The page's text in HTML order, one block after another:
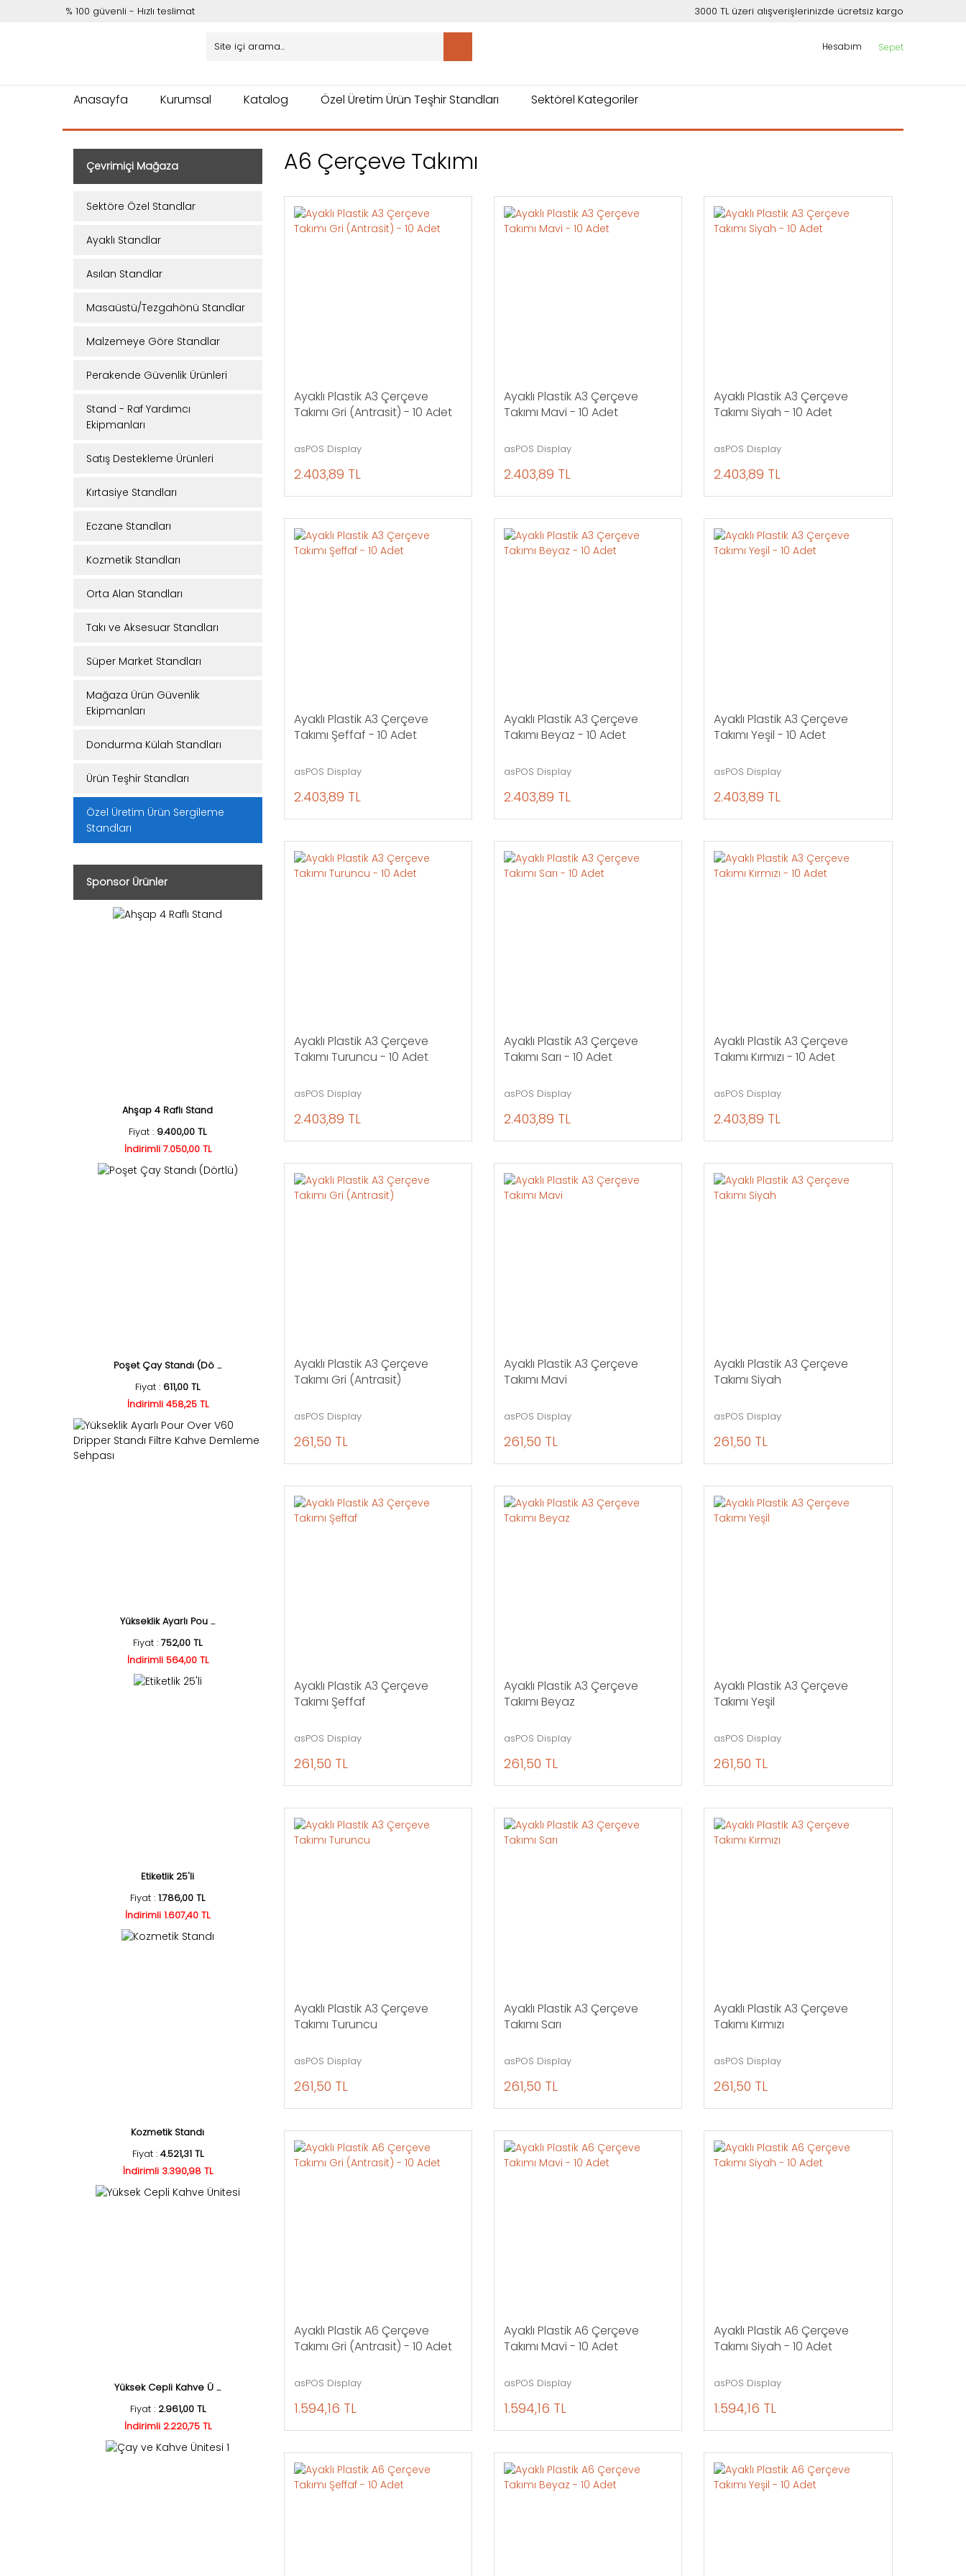
% 100 güvenli - Hızlı teslimat 3000 TL üzeri alışverişlerinizde ücretsiz kargo
Hesabım Sepet
Anasayfa Kurumsal Katalog Özel Üretim Ürün Teşhir Standları Sektörel Kategoriler
Çevrimiçi Mağaza
Sektöre Özel Standlar
Ayaklı Standlar
Asılan Standlar
Masaüstü/Tezgahönü Standlar
Malzemeye Göre Standlar
Perakende Güvenlik Ürünleri
Stand - Raf Yardımcı
Ekipmanları
Satış Destekleme Ürünleri
Kırtasiye Standları
Eczane Standları
Kozmetik Standları
Orta Alan Standları
Takı ve Aksesuar Standları
Süper Market Standları
Mağaza Ürün Güvenlik
Ekipmanları
Dondurma Külah Standları
Ürün Teşhir Standları
Özel Üretim Ürün Sergileme
Standları
Sponsor Ürünler
Ahşap 4 Raflı Stand
Fiyat : 9.400,00 TL
İndirimli 7.050,00 TL
Poşet Çay Standı (Dö ...
Fiyat : 611,00 TL
İndirimli 458,25 TL
Yükseklik Ayarlı Pou ...
Fiyat :752,00 TL
İndirimli 564,00 TL
Etiketlik 25'li
Fiyat :1.786,00 TL
İndirimli 1.607,40 TL
Kozmetik Standı
Fiyat : 4.521,31 TL
İndirimli 3.390,98 TL
Yüksek Cepli Kahve Ü ...
Fiyat : 2.961,00 TL
İndirimli 2.220,75 TL
A6 Çerçeve Takımı
Ayaklı Plastik A3 Çerçeve
Takımı Gri (Antrasit) - 10 Adet
asPOS Display
2.403,89 TL
Ayaklı Plastik A3 Çerçeve
Takımı Mavi - 10 Adet
asPOS Display
2.403,89 TL
Ayaklı Plastik A3 Çerçeve
Takımı Siyah - 10 Adet
asPOS Display
2.403,89 TL
Ayaklı Plastik A3 Çerçeve
Takımı Şeffaf - 10 Adet
asPOS Display
2.403,89 TL
Ayaklı Plastik A3 Çerçeve
Takımı Beyaz - 10 Adet
asPOS Display
2.403,89 TL
Ayaklı Plastik A3 Çerçeve
Takımı Yeşil - 10 Adet
asPOS Display
2.403,89 TL
Ayaklı Plastik A3 Çerçeve
Takımı Turuncu - 10 Adet
asPOS Display
2.403,89 TL
Ayaklı Plastik A3 Çerçeve
Takımı Sarı - 10 Adet
asPOS Display
2.403,89 TL
Ayaklı Plastik A3 Çerçeve
Takımı Kırmızı - 10 Adet
asPOS Display
2.403,89 TL
Ayaklı Plastik A3 Çerçeve
Takımı Gri (Antrasit)
asPOS Display
261,50 TL
Ayaklı Plastik A3 Çerçeve
Takımı Mavi
asPOS Display
261,50 TL
Ayaklı Plastik A3 Çerçeve
Takımı Siyah
asPOS Display
261,50 TL
Ayaklı Plastik A3 Çerçeve
Takımı Şeffaf
asPOS Display
261,50 TL
Ayaklı Plastik A3 Çerçeve
Takımı Beyaz
asPOS Display
261,50 TL
Ayaklı Plastik A3 Çerçeve
Takımı Yeşil
asPOS Display
261,50 TL
Ayaklı Plastik A3 Çerçeve
Takımı Turuncu
asPOS Display
261,50 TL
Ayaklı Plastik A3 Çerçeve
Takımı Sarı
asPOS Display
261,50 TL
Ayaklı Plastik A3 Çerçeve
Takımı Kırmızı
asPOS Display
261,50 TL
Ayaklı Plastik A6 Çerçeve
Takımı Gri (Antrasit) - 10 Adet
asPOS Display
1.594,16 TL
Ayaklı Plastik A6 Çerçeve
Takımı Mavi - 10 Adet
asPOS Display
1.594,16 TL
Ayaklı Plastik A6 Çerçeve
Takımı Siyah - 10 Adet
asPOS Display
1.594,16 TL